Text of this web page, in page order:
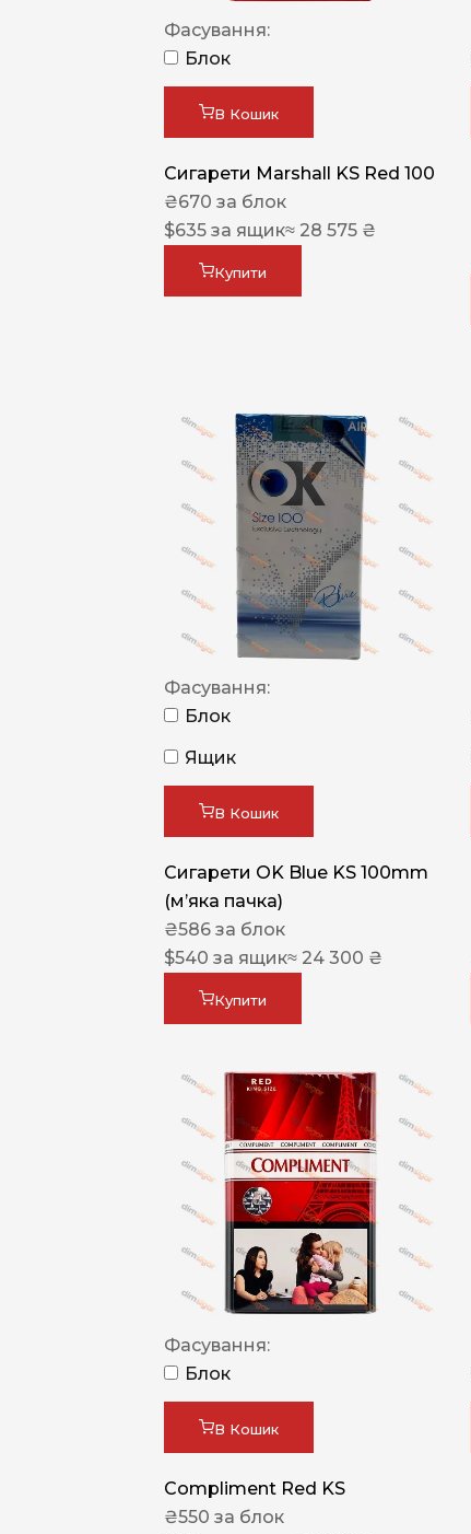
Фасування:
Блок
В Кошик
Сигарети Marshall KS Red 100
₴670 за блок
$635 за ящик≈ 28 575 ₴
Купити
Фасування:
Блок
Ящик
В Кошик
Сигарети OK Blue KS 100mm
(м’яка пачка)
₴586 за блок
$540 за ящик≈ 24 300 ₴
Купити
Фасування:
Блок
В Кошик
Compliment Red KS
₴550 за блок